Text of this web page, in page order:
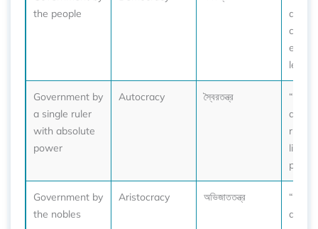
the people
elect
Government by
a single ruler
with absolute
power
Autocracy স্বৈরতন্ত্র
ruler
public
Government by
the nobles
Aristocracy অভিজাততন্ত্র